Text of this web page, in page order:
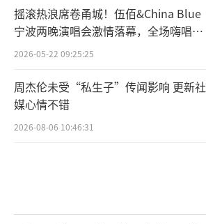
摇滚热浪席卷甬城！伍佰&China Blue
宁波两晚演唱会激情落幕，全场嗨唱氛
围炸裂
2026-05-22 09:25:25
周杰伦未受“私生子”传闻影响 更新社
媒心情不错
2026-08-06 10:46:31